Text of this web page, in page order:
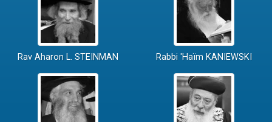
Rav Aharon L. STEINMAN Rabbi 'Haïm KANIEWSKI